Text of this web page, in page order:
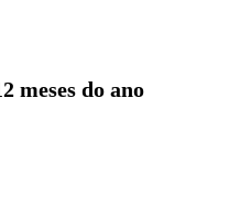
meses do ano